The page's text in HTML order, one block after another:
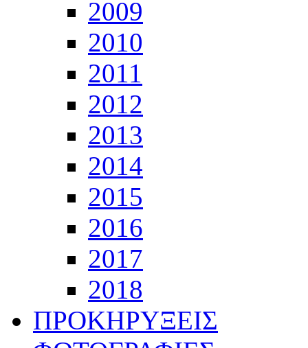
2009
2010
2011
2012
2013
2014
2015
2016
2017
2018
ΠΡΟΚΗΡΥΞΕΙΣ